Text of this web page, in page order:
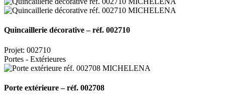
Quincaillerie décorative – réf. 002710
Projet: 002710
Portes - Extérieures
Porte extérieure – réf. 002708